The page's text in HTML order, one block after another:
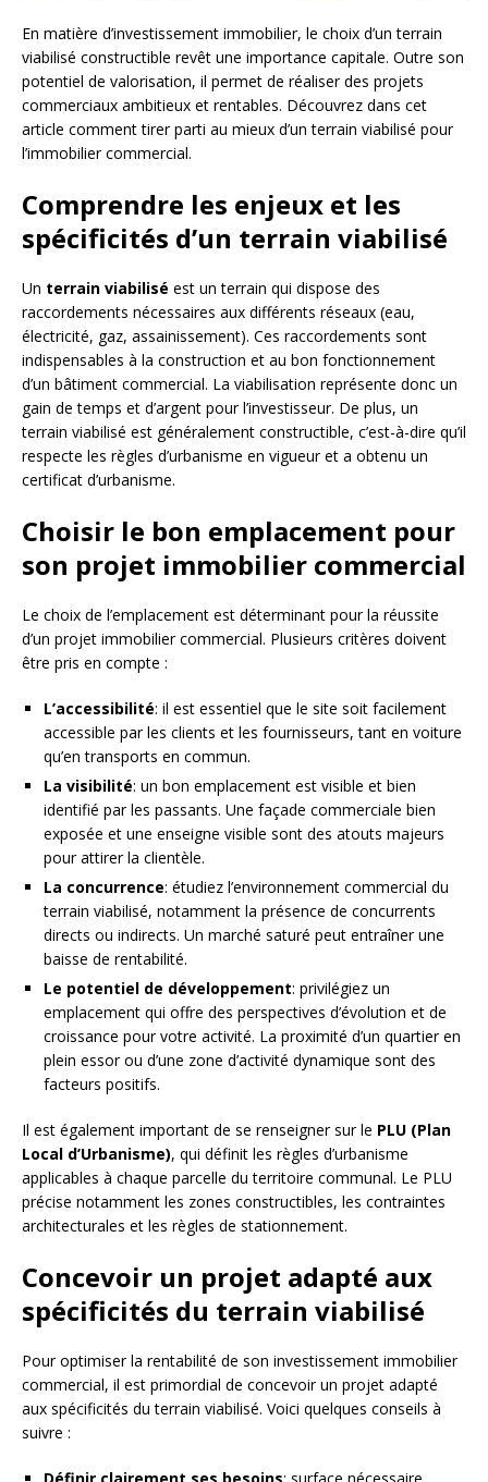
En matière d’investissement immobilier, le choix d’un terrain
viabilisé constructible revêt une importance capitale. Outre son
potentiel de valorisation, il permet de réaliser des projets
commerciaux ambitieux et rentables. Découvrez dans cet
article comment tirer parti au mieux d’un terrain viabilisé pour
l’immobilier commercial.
Comprendre les enjeux et les
spécificités d’un terrain viabilisé
Un terrain viabilisé est un terrain qui dispose des
raccordements nécessaires aux différents réseaux (eau,
électricité, gaz, assainissement). Ces raccordements sont
indispensables à la construction et au bon fonctionnement
d’un bâtiment commercial. La viabilisation représente donc un
gain de temps et d’argent pour l’investisseur. De plus, un
terrain viabilisé est généralement constructible, c’est-à-dire qu’il
respecte les règles d’urbanisme en vigueur et a obtenu un
certificat d’urbanisme.
Choisir le bon emplacement pour
son projet immobilier commercial
Le choix de l’emplacement est déterminant pour la réussite
d’un projet immobilier commercial. Plusieurs critères doivent
être pris en compte :
L’accessibilité: il est essentiel que le site soit facilement
accessible par les clients et les fournisseurs, tant en voiture
qu’en transports en commun.
La visibilité: un bon emplacement est visible et bien
identifié par les passants. Une façade commerciale bien
exposée et une enseigne visible sont des atouts majeurs
pour attirer la clientèle.
La concurrence: étudiez l’environnement commercial du
terrain viabilisé, notamment la présence de concurrents
directs ou indirects. Un marché saturé peut entraîner une
baisse de rentabilité.
Le potentiel de développement: privilégiez un
emplacement qui offre des perspectives d’évolution et de
croissance pour votre activité. La proximité d’un quartier en
plein essor ou d’une zone d’activité dynamique sont des
facteurs positifs.
Il est également important de se renseigner sur le PLU (Plan
Local d’Urbanisme), qui définit les règles d’urbanisme
applicables à chaque parcelle du territoire communal. Le PLU
précise notamment les zones constructibles, les contraintes
architecturales et les règles de stationnement.
Concevoir un projet adapté aux
spécificités du terrain viabilisé
Pour optimiser la rentabilité de son investissement immobilier
commercial, il est primordial de concevoir un projet adapté
aux spécificités du terrain viabilisé. Voici quelques conseils à
suivre :